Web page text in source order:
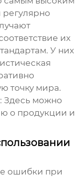
регулярно
их
У них
точку мира.
Здесь можно
о продукции и
ошибки при